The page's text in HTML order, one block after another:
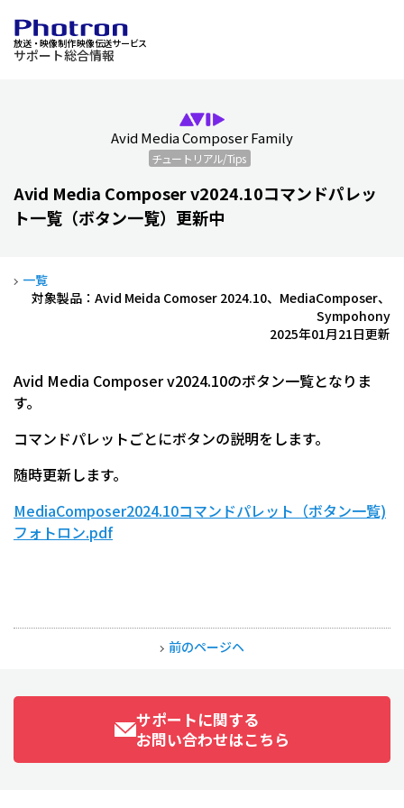
放送・映像制作 映像伝送サービス
サポート総合情報
Avid Media Composer Family
チュートリアル/Tips
Avid Media Composer v2024.10コマンドパレッ
ト一覧（ボタン一覧）更新中
一覧
対象製品：Avid Meida Comoser 2024.10、MediaComposer、
Sympohony
2025年01月21日更新
Avid Media Composer v2024.10のボタン一覧となりま
す。
コマンドパレットごとにボタンの説明をします。
随時更新します。
MediaComposer2024.10コマンドパレット（ボタン一覧)
フォトロン.pdf
前のページヘ
サポートに関する
お問い合わせはこちら